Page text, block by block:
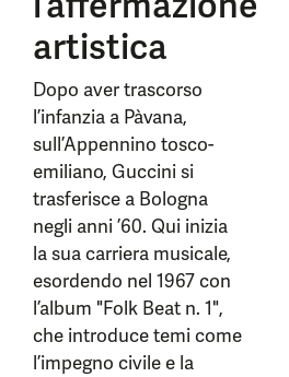
artistica
Dopo aver trascorso
l’infanzia a Pàvana,
sull’Appennino tosco-
emiliano, Guccini si
trasferisce a Bologna
negli anni ’60. Qui inizia
la sua carriera musicale,
esordendo nel 1967 con
l’album "Folk Beat n. 1",
che introduce temi come
l’impegno civile e la